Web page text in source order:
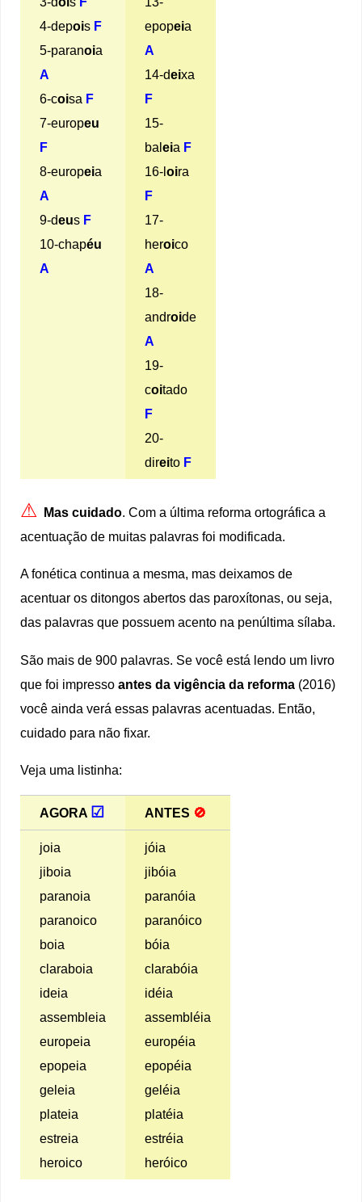
4-depois F
5-paranoia
A
6-coisa F
7-europeu
F
8-europeia
A
9-deus F
10-chapéu
A
epopeia
A
14-deixa
F
15-
baleia F
16-loira
F
17-
heroico
A
18-
androide
A
19-
coitado
F
20-
direito F
⚠ Mas cuidado. Com a última reforma ortográfica a
acentuação de muitas palavras foi modificada.
A fonética continua a mesma, mas deixamos de
acentuar os ditongos abertos das paroxítonas, ou seja,
das palavras que possuem acento na penúltima sílaba.
São mais de 900 palavras. Se você está lendo um livro
que foi impressoantes da vigência da reforma (2016)
você ainda verá essas palavras acentuadas. Então,
cuidado para não fixar.
Veja uma listinha:
AGORA ☑ ANTES 🚫
joia
jiboia
paranoia
paranoico
boia
claraboia
ideia
assembleia
europeia
epopeia
geleia
plateia
estreia
heroico
jóia
jibóia
paranóia
paranóico
bóia
clarabóia
idéia
assembléia
européia
epopéia
geléia
platéia
estréia
heróico